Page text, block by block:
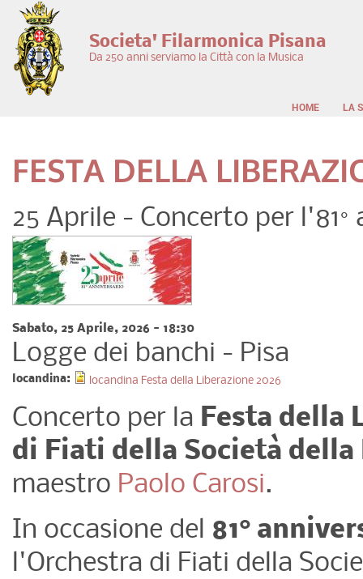
Salta al contenuto principale
Societa' Filarmonica Pisana
Da 250 anni serviamo la Città con la Musica
HOME LA
FESTA DELLA
25 Aprile - Concerto per l'81°
Sabato, 25 Aprile, 2026 - 18:30
Logge dei banchi - Pisa
locandina: locandina Festa della Liberazione 2026
Concerto per la Festa della
di Fiati della Società della
maestro Paolo Carosi.
In occasione del 81°
l'Orchestra di Fiati della